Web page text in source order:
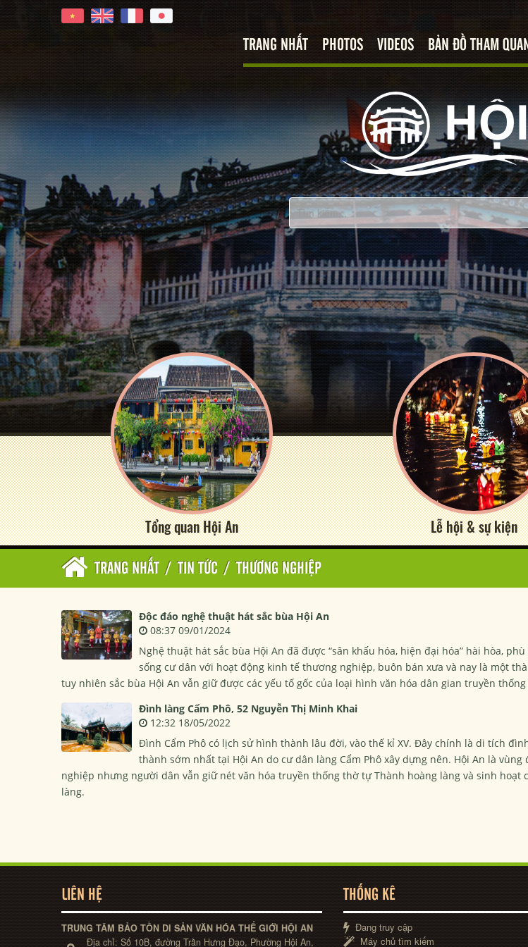
TRANG NHẤT PHOTOS VIDEOS BẢN ĐỒ THAM QUAN
Tổng quan Hội An Lễ hội & sự kiện
TRANG NHẤT / TIN TỨC / THƯƠNG NGHIỆP
Độc đáo nghệ thuật hát sắc bùa Hội An
08:37 09/01/2024
Nghệ thuật hát sắc bùa Hội An đã được “sân khấu hóa, hiện đại hóa” hài hòa,
sống cư dân với hoạt động kinh tế thương nghiệp, buôn bán xưa và nay là một
tuy nhiên sắc bùa Hội An vẫn giữ được các yếu tố gốc của loại hình văn hóa dân gian truyền thống
Đình làng Cẩm Phô, 52 Nguyễn Thị Minh Khai
12:32 18/05/2022
Đình Cẩm Phô có lịch sử hình thành lâu đời, vào thế kỉ XV. Đây chính là di tích
thành sớm nhất tại Hội An do cư dân làng Cẩm Phô xây dựng nên. Hội An là vùng
nghiệp nhưng người dân vẫn giữ nét văn hóa truyền thống thờ tự Thành hoàng làng và sinh hoạt
làng.
LIÊN HỆ
TRUNG TÂM BẢO TỒN DI SẢN VĂN HÓA THẾ GIỚI HỘI AN
Địa chỉ: Số 10B, đường Trần Hưng Đạo, Phường Hội An,
THỐNG KÊ
Đang truy cập
Máy chủ tìm kiếm